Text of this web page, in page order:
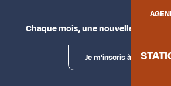
Chaque mois, une nouvelle façon
Je m'inscris à la